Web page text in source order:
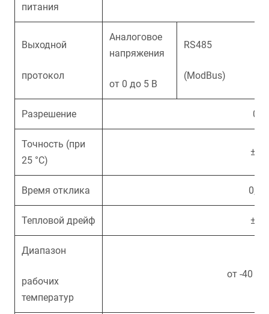
питания
Выходной
протокол
Аналоговое
напряжения
от 0 до 5 В
RS485
(ModBus)
Разрешение 0,1°
Точность (при
25 °С)
Время отклика 0,05
Тепловой дрейф
Диапазон
рабочих
температур
от -40 до